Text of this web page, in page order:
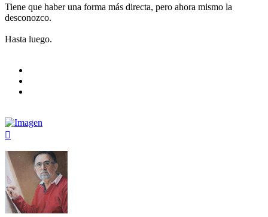
Tiene que haber una forma más directa, pero ahora mismo la
desconozco.
Hasta luego.